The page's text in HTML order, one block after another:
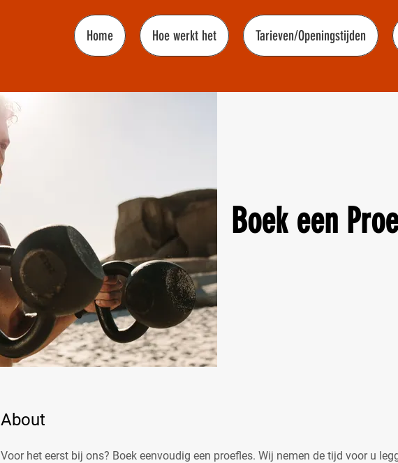
Home Hoe werkt het Tarieven/Openingstijden
Boek een
About
Voor het eerst bij ons? Boek eenvoudig een proefles. Wij nemen de tijd voor u